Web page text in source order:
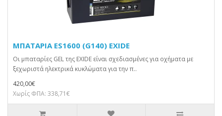
ΜΠΑΤΑΡΙΑ ES1600 (G140) EXIDE
Οι μπαταρίες GEL της EXIDE είναι σχεδιασμένες για οχήματα με
ξεχωριστά ηλεκτρικά κυκλώματα για την π..
420,00€
Χωρίς ΦΠΑ: 338,71€